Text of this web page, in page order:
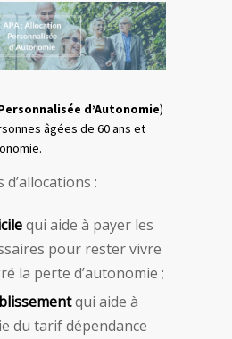
d’Autonomie)
âgées de 60 ans et
d’allocations :
qui aide à payer les
pour rester vivre
la perte d’autonomie ;
qui aide à
du tarif dépendance